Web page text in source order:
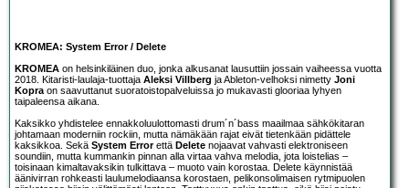
KROMEA: System Error / Delete
KROMEA on helsinkiläinen duo, jonka alkusanat lausuttiin jossain vaiheessa vuotta
2018. Kitaristi-laulaja-tuottaja Aleksi Villberg ja Ableton-velhoksi nimetty Joni
Kopra on saavuttanut suoratoistopalveluissa jo mukavasti glooriaa lyhyen
taipaleensa aikana.
Kaksikko yhdistelee ennakkoluulottomasti drum´n´bass maailmaa sähkökitaran
johtamaan moderniin rockiin, mutta nämäkään rajat eivät tietenkään pidättele
kaksikkoa. Sekä System Errorettä Delete nojaavat vahvasti elektroniseen
soundiin, mutta kummankin pinnan alla virtaa vahva melodia, jota loistelias –
toisinaan kimaltavaksikin tulkittava – muoto vain korostaa. Delete käynnistää
äänivirran rohkeasti laulumelodiaansa korostaen, pelikonsolimaisen rytmipuolen